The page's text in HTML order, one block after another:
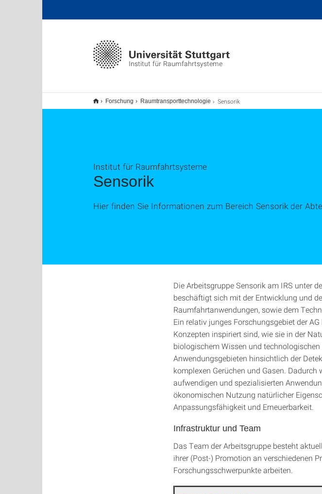
Institut für Raumfahrtsysteme
Forschung Raumtransporttechnologie Sensorik
Sensorik
Institut für Raumfahrtsysteme
Hier finden Sie Informationen zum Bereich Sensorik der
Die Arbeitsgruppe Sensorik am IRS unter
beschäftigt sich mit der Entwicklung und
Raumfahrtanwendungen, sowie dem
Ein relativ junges Forschungsgebiet der
Konzepten inspiriert sind, wie sie in der
biologischem Wissen und
Anwendungsgebieten hinsichtlich der
komplexen Gerüchen und Gasen.
aufwendigen und spezialisierten
ökonomischen Nutzung natürlicher
Anpassungsfähigkeit und Erneuerbarkeit.
Infrastruktur und Team
Das Team der Arbeitsgruppe besteht
ihrer (Post-) Promotion an verschiedenen
Forschungsschwerpunkte arbeiten.